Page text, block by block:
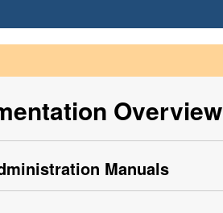
Overview
Manuals